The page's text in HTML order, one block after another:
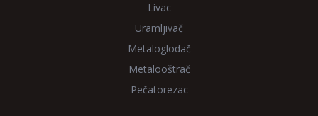
Livac
Uramljivač
Metaloglodač
Metalooštrač
Pečatorezac